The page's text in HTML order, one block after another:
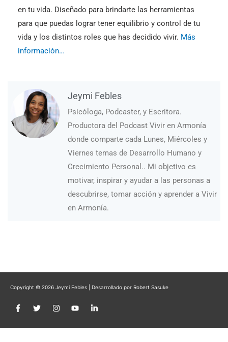
en tu vida. Diseñado para brindarte las herramientas
para que puedas lograr tener equilibrio y control de tu
vida y los distintos roles que has decidido vivir. Más
información…
Jeymi Febles
Psicóloga, Podcaster, y Escritora.
Productora del Podcast Vivir en Armonía
donde comparte cada Lunes, Miércoles y
Viernes temas de Desarrollo Humano y
Crecimiento Personal.. Mi objetivo es
motivar, inspirar y ayudar a las personas a
descubrirse, tomar acción y aprender a Vivir
en Armonía.
Copyright © 2026 Jeymi Febles | Desarrollado por Robert Sasuke